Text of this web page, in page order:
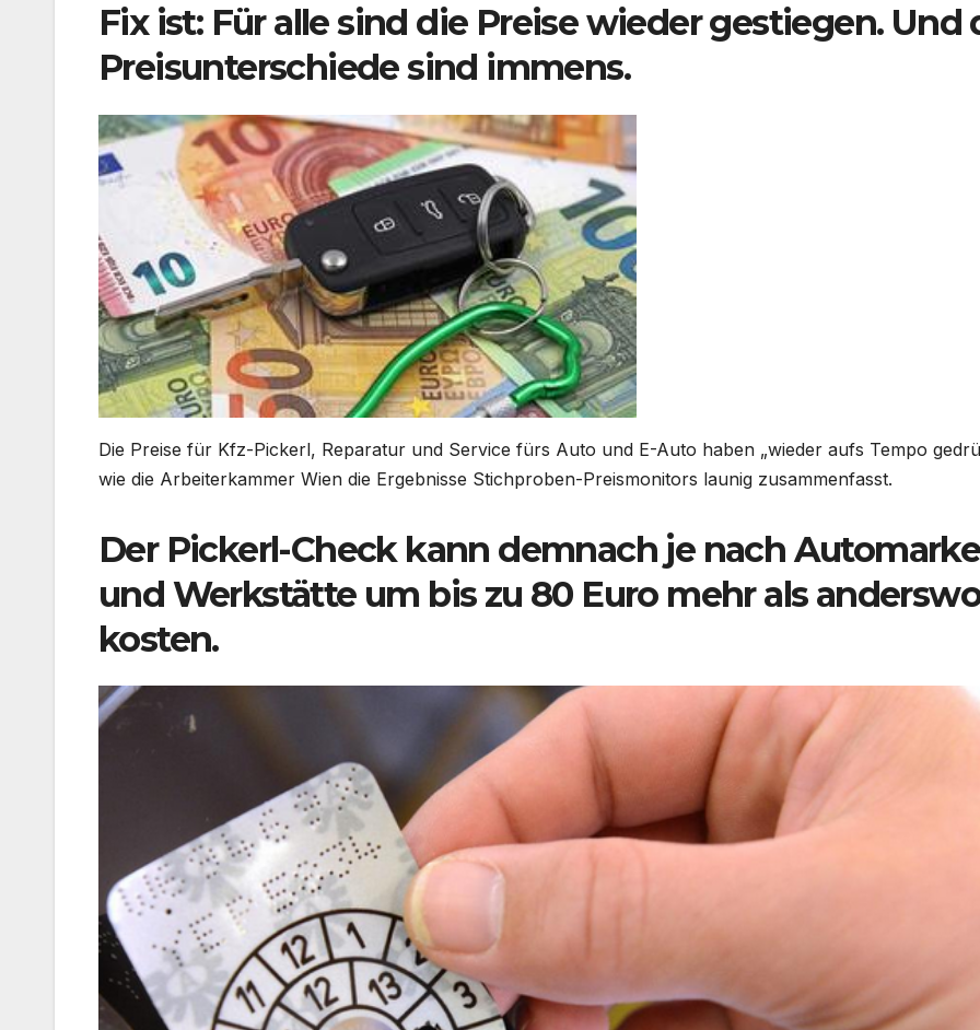
Fix ist: Für alle sind die Preise wieder gestiegen. Und
Preisunterschiede sind immens.
Die Preise für Kfz-Pickerl, Reparatur und Service fürs Auto und E-Auto haben „wieder aufs Tempo
wie die Arbeiterkammer Wien die Ergebnisse Stichproben-Preismonitors launig zusammenfasst.
Der Pickerl-Check kann demnach je nach Automarke
und Werkstätte um bis zu 80 Euro mehr als
kosten.